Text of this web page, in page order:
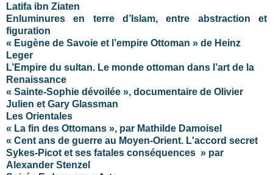
Latifa ibn Ziaten
Enluminures en terre d’Islam, entre abstraction et
figuration
« Eugène de Savoie et l’empire Ottoman » de Heinz
Leger
L’Empire du sultan. Le monde ottoman dans l’art de la
Renaissance
« Sainte-Sophie dévoilée », documentaire de Olivier
Julien et Gary Glassman
Les Orientales
« La fin des Ottomans », par Mathilde Damoisel
« Cent ans de guerre au Moyen-Orient. L'accord secret
Sykes-Picot et ses fatales conséquences » par
Alexander Stenzel